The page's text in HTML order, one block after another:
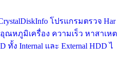
โปรแกรมตรวจ Har
ณหภูมิเครื่อง ความเร็ว หาสาเหต
ทั้ง Internal และ External HDD ไ